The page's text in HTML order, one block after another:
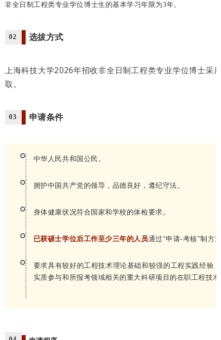
非全日制工程类专业学位博士生的基本学习年限为3年。
02 选拔方式
上海科技大学2026年招收非全日制工程类专业学位博士采
取。
03 申请条件
中华人民共和国公民。
拥护中国共产党的领导，品德良好，遵纪守法。
身体健康状况符合国家和学校的体检要求。
已获硕士学位后工作至少三年的人员通过“申请-考核”制方
要求具有较好的工程技术理论基础和较强的工程实践经验
实质参与和所报考领域相关的重大科研项目的在职工程技